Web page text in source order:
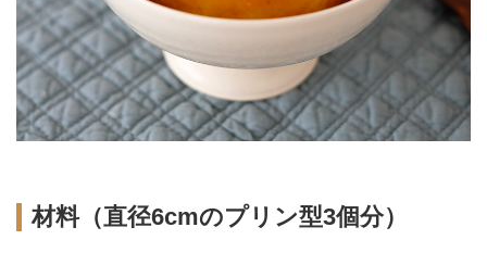
材料（直径6cmのプリン型3個分）